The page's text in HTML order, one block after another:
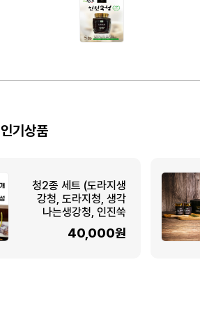
인기상품
청2종 세트 (도라지생
강청, 도라지청, 생각
나는생강청, 인진쑥
청)
40,000원